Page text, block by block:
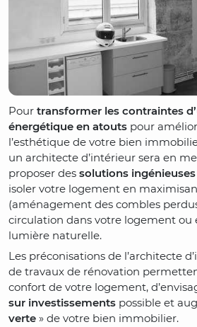
Pour transformer les contraintes
énergétique en atouts pour
l’esthétique de votre bien
un architecte d’intérieur sera en
proposer des solutions
isoler votre logement en
(aménagement des combles
circulation dans votre logement ou
lumière naturelle.
Les préconisations de l’architecte
de travaux de rénovation
confort de votre logement,
sur investissements possible et
verte » de votre bien immobilier.